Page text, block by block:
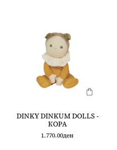
DINKY DINKUM DOLLS -
КОРА
1.770.00ден